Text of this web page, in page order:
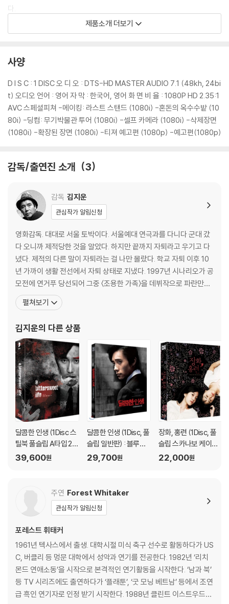
다.
2) 스틸북 케이스 제작 과정에서 기포 혹은 경미한 인쇄 오류가 발생할 수
있습니다.
름 손상에 의한 교환/반품은 불가합니다.
4) 본품 보호를 위해 노란색의 카톤 박스로 재포장한 경우, 카톤박스 손상
에 의한 교환/반품은 불가합니다.
5) 아웃케이스/구성품/포장 상태 불량에 의한 교환/반품 신청시 불량 확
인을 위해 개봉 시의 동영상을 요청할 수 있으며, 동영상이 없는 경우 교
환/반품이 제한될 수 있습니다.
가하니 최신 소프트웨어로 업데이트된 DVD/BD 전용 기기에서 재생하실
2) 정전기와 먼지로 인해 재생이 원활하지 않은 경우가 있습니다. 디스크
를 마른 천으로 닦으시거나, DVD 클리너 등 전용 제품을 이용하면 대부분
해결됩니다.
3) 일부 PC 연결형 ODD의 경우 호환 상의 문제로 정상적인 디스크도 재
생이 불가능한 경우가 있습니다. 독립형 전용 플레이어 사용을 권장드리
며, ODD 사용으로 인한 재생 불량의 경우 교환 시에도 동일한 오류가 발
생할 수 있음을 알려드립니다.
디스크에 미세한 잔 흠집이 남아있거나 인쇄 면이 깨끗하지 않은 경우가
로 인한 반품/교환이 가능합니다.
※ 교환/반품 안내
1) 불량으로 인한 교환/반품 요청 시에는 불량 확인을 위해 개봉 시의 동영
상을 요청할 수 있으며, 동영상이 없는 경우 교환/반품이 제한될 수 있습니
다.
관련 사진과 동영상 및 재생 기기 모델명을 첨부하여 첨부하여 고객센터에
문의 바랍니다.
2) 사양 오인지, 오 구매, 변심 사유로의 반품은 제품 개봉 전에만 운임비
부담 후 처리 가능합니다.
3) 스틸북 한정판, 초회 한정판의 경우 제작 수량이 한정되어 있고, 택배
이동 과정에서의 손상이 발생하면, 재 판매가 어려우므로 신중한 구매 선
4) 한정판 상품의 변심, 오구매로 인한 반품은 회송된 상품의 상태 확인 후
진행이 가능합니다. 택배 이동 중 파손이 발생하지 않도록 완충 포장을 부
탁드립니다.
제품소개 더보기
사양
D I S C : 1 DISC 오 디 오 : DTS-HD MASTER AUDIO 7.1 (48kh, 24bi
t) 오디오 언어 : 영어 자 막 : 한국어, 영어 화 면 비 율 : 1080P HD 2.35:1
AVC 스페셜피쳐 -메이킹: 라스트 스탠드 (1080i) -혼돈의 옥수수밭 (10
80i) -딩컴: 무기박물관 투어 (1080i) -셀프 카메라 (1080i) -삭제장면
(1080i) -확장된 장면 (1080i) -티져 예고편 (1080p) -예고편(1080p)
감독/출연진 소개 3
감독 김지운
관심작가 알림신청
영화감독. 대대로 서울 토박이다. 서울예대 연극과를 다니다 군대 갔
다 오니까 제적당한 것을 알았다. 하지만 끝까지 자퇴라고 우기고 다
녔다. 제적의 다른 말이 자퇴라는 걸 나만 몰랐다. 학교 자퇴 이후 10
년 가까이 생활 전선에서 자퇴 상태로 지냈다. 1997년 시나리오가 공
모전에 연거푸 당선되어 그중 〈조용한 가족〉을 데뷔작으로 파란만장
한 백수 생활을 끝냈다. 오랜 백수 생활을 바탕으로 ‘혼자 시간 보내는
법’ ‘아기자기한 백수 생활 가이드’ ‘집 안에서 어머니 피해 다니기’라
다. 장편영화 〈조용한 가족〉 〈반칙왕〉
펼쳐보기
김지운의 다른 상품
달콤한 인생 (1Disc 스
틸북 풀슬립 A타입 210
0장 한정) : 블루레이
39,600원
달콤한 인생 (1Disc, 풀
슬립 일반판) : 블루레
이
29,700원
장화, 홍련 (1Disc, 풀
슬립 스카나보 케이스)
: 블루레이
22,000원
주연 Forest Whitaker
관심작가 알림신청
포레스트 휘태커
1961년 텍사스에서 출생. 대학시절 미식 축구 선수로 활동하다가 US
C, 버클리 등 멍문 대학에서 성악과 연기를 전공한다. 1982년 ‘리치
몬드 연애소동’을 시작으로 본격적인 연기활동을 시작한다. ‘남과 북’
등 TV 시리즈에도 출연하다가 ‘플래툰’, ‘굿 모닝 베트남’ 등에서 조연
급 흑인 연기자로 인정 받기 시작한다. 1988년 클린트 이스트우드의